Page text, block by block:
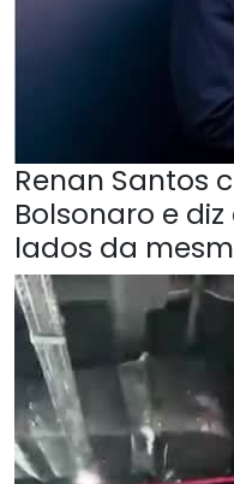
Renan Santos
Bolsonaro e
lados da